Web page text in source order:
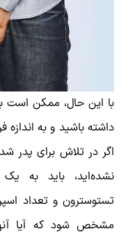
با این حال، ممکن است
داشته باشید و به اندازه
اگر در تلاش برای پدر
نشده‌اید، باید به
تستوسترون و تعداد
مشخص شود که آیا